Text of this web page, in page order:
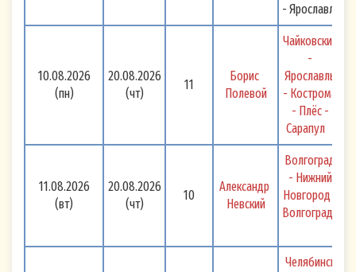
- Ярославль
10.08.2026
(пн)
20.08.2026
(чт)
11
Борис
Полевой
Чайковский
-
Ярославль
- Кострома
- Плёс -
Сарапул
11.08.2026
(вт)
20.08.2026
(чт)
10
Александр
Невский
Волгоград
- Нижний
Новгород -
Волгоград
Челябинск
Согласие на обработку персональных
данных (Cookie)
идентифицирующееся в настоящем Согласии